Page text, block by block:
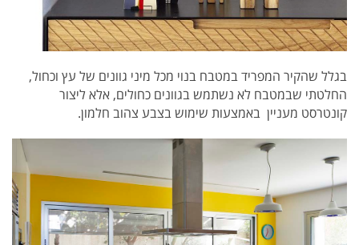
בגלל שהקיר המפריד במטבח בנוי מכל מיני גוונים של עץ וכחול,
החלטתי שבמטבח לא נשתמש בגוונים כחולים, אלא ליצור
קונטרסט מעניין באמצעות שימוש בצבע צהוב חלמון.